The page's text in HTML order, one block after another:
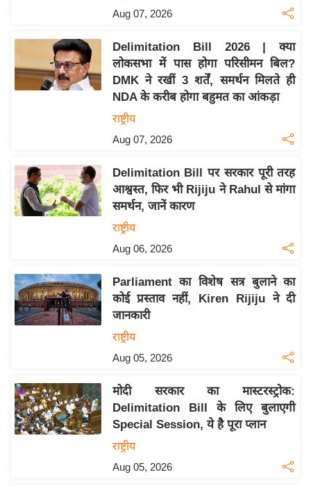
रा
ब
क्रि
के
ट
L
2
0
2
इ
म
ई
Aug 07, 2026
Delimitation Bill 2026 | क्या
लोकसभा में पास होगा परिसीमन बिल?
DMK ने रखीं 3 शर्तें, समर्थन मिलते ही
NDA के करीब होगा बहुमत का आंकड़ा
राष्ट्रीय
Aug 07, 2026
Delimitation Bill पर सरकार पूरी तरह
आश्वस्त, फिर भी Rijiju ने Rahul से मांगा
समर्थन, जानें कारण
राष्ट्रीय
Aug 06, 2026
Parliament का विशेष सत्र बुलाने का
कोई प्रस्ताव नहीं, Kiren Rijiju ने दी
जानकारी
राष्ट्रीय
Aug 05, 2026
मोदी सरकार का मास्टरस्ट्रोक:
Delimitation Bill के लिए बुलाएगी
Special Session, ये है पूरा प्लान
राष्ट्रीय
Aug 05, 2026